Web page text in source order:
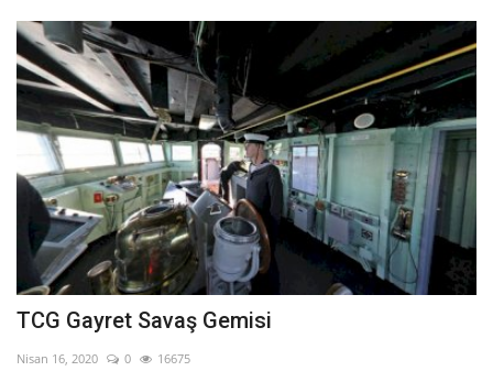
TCG Gayret Savaş Gemisi
Nisan 16, 2020 0 16675